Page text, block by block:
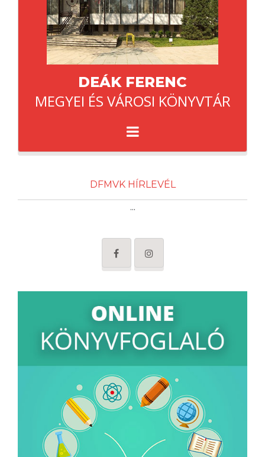
DEÁK FERENC
MEGYEI ÉS VÁROSI KÖNYVTÁR
DFMVK HÍRLEVÉL
...